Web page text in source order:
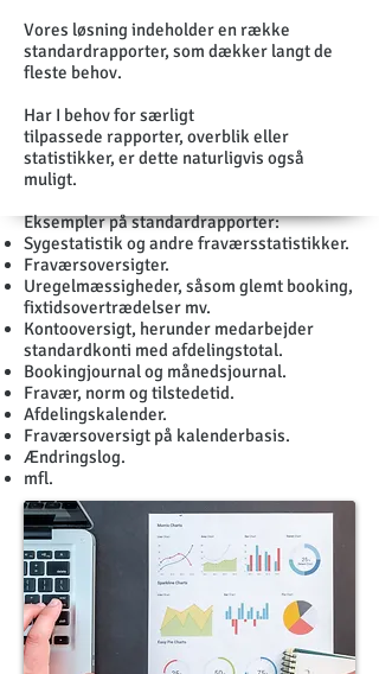
Vores løsning indeholder en række
standardrapporter, som dækker langt de
fleste behov.
Har I behov for særligt
tilpassede rapporter, overblik eller
statistikker, er dette naturligvis også
muligt.
Eksempler på standardrapporter:
Sygestatistik og andre fraværsstatistikker.
Fraværsoversigter.
Uregelmæssigheder, såsom glemt booking,
fixtidsovertrædelser mv.
Kontooversigt, herunder medarbejder
standardkonti med afdelingstotal.
Bookingjournal og månedsjournal.
Fravær, norm og tilstedetid.
Afdelingskalender.
Fraværsoversigt på kalenderbasis.
Ændringslog.
mfl.